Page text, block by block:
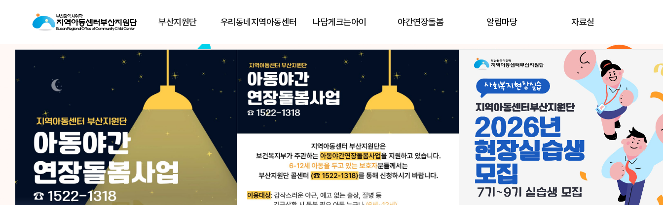
부산지원단 우리동네지역아동센터 나답게크는아이 야간연장돌봄 알림마당 자료실
아동이행복한 세상,
지역아동센터부산지원단이 함께합니다.
아동이행복한 세상,
지역아동센터부산지원단이 함께합니다. 우리동네돌봄지도 교육신청